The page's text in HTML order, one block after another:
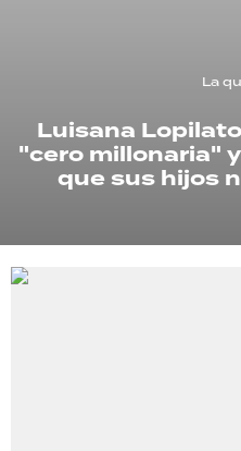
La
Luisana
"cero millonaria"
que sus hijos
RECETAS
PALABRAS